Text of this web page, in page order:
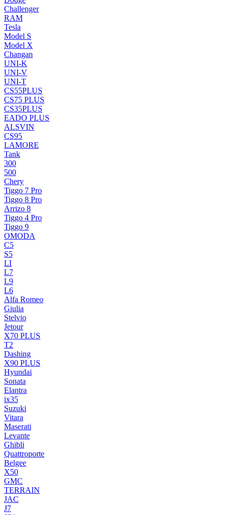
Challenger
RAM
Tesla
Model S
Model X
Changan
UNI-K
UNI-V
UNI-T
CS55PLUS
CS75 PLUS
CS35PLUS
EADO PLUS
ALSVIN
CS95
LAMORE
Tank
300
500
Chery
Tiggo 7 Pro
Tiggo 8 Pro
Arrizo 8
Tiggo 4 Pro
Tiggo 9
OMODA
C5
S5
LI
L7
L9
L6
Alfa Romeo
Giulia
Stelvio
Jetour
X70 PLUS
T2
Dashing
X90 PLUS
Hyundai
Sonata
Elantra
ix35
Suzuki
Vitara
Maserati
Levante
Ghibli
Quattroporte
Belgee
X50
GMC
TERRAIN
JAC
J7